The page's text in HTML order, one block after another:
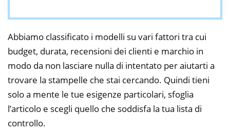
Abbiamo classificato i modelli su vari fattori tra cui
budget, durata, recensioni dei clienti e marchio in
modo da non lasciare nulla di intentato per aiutarti a
trovare la stampelle che stai cercando. Quindi tieni
solo a mente le tue esigenze particolari, sfoglia
l’articolo e scegli quello che soddisfa la tua lista di
controllo.